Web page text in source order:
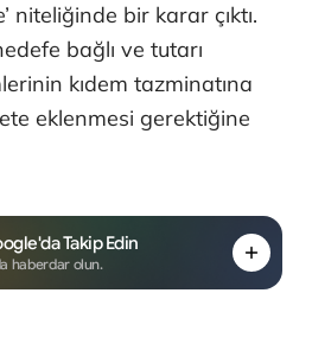
niteliğinde bir karar çıktı.
bağlı ve tutarı
kıdem tazminatına
eklenmesi gerektiğine
Takip Edin
haberdar olun.